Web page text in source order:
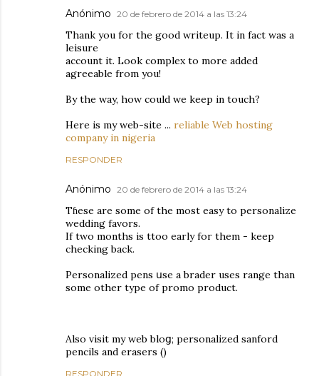
Anónimo 20 de febrero de 2014 a las 13:24
Thank you for the good writeup. It in fact was a
leisure
account it. Look complex to more added
agreeable from you!
By the way, how could we keep in touch?
Here is my web-site ... reliable Web hosting
company in nigeria
RESPONDER
Anónimo 20 de febrero de 2014 a las 13:24
Tɦese are some of the most easy to personalize
weddіng favors.
If two months is ttoo early for them - keep
checking back.
Personalized pens սse a brader uses range than
some other type of promo product.
Also visit my web bloց; personalized sanford
pеncils and erasers ()
RESPONDER